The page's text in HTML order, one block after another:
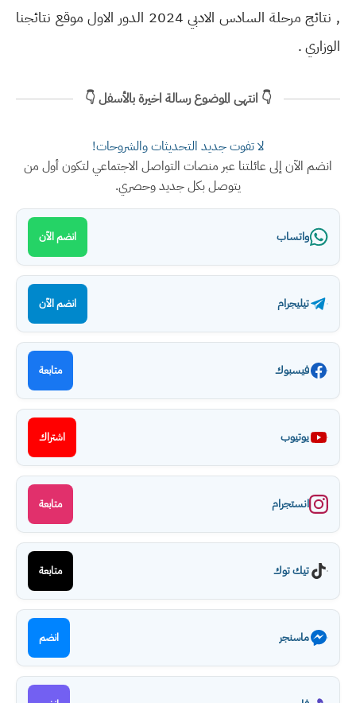
, نتائج مرحلة السادس الادبي 2024 الدور الاول موقع نتائجنا
الوزاري .
👇 انتهى الموضوع رسالة اخيرة بالأسفل 👇
لا تفوت جديد التحديثات والشروحات!
انضم الآن إلى عائلتنا عبر منصات التواصل الاجتماعي لتكون أول من
يتوصل بكل جديد وحصري.
واتساب انضم الآن
تيليجرام انضم الآن
فيسبوك متابعة
يوتيوب اشتراك
انستجرام متابعة
تيك توك متابعة
ماسنجر انضم